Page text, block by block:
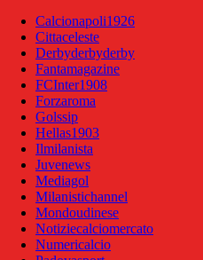
Calcionapoli1926
Cittaceleste
Derbyderbyderby
Fantamagazine
FCInter1908
Forzaroma
Golssip
Hellas1903
Ilmilanista
Juvenews
Mediagol
Milanistichannel
Mondoudinese
Notiziecalciomercato
Numericalcio